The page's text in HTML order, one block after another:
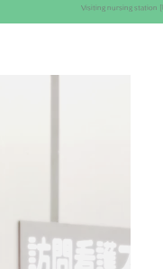
Visiting nursing station